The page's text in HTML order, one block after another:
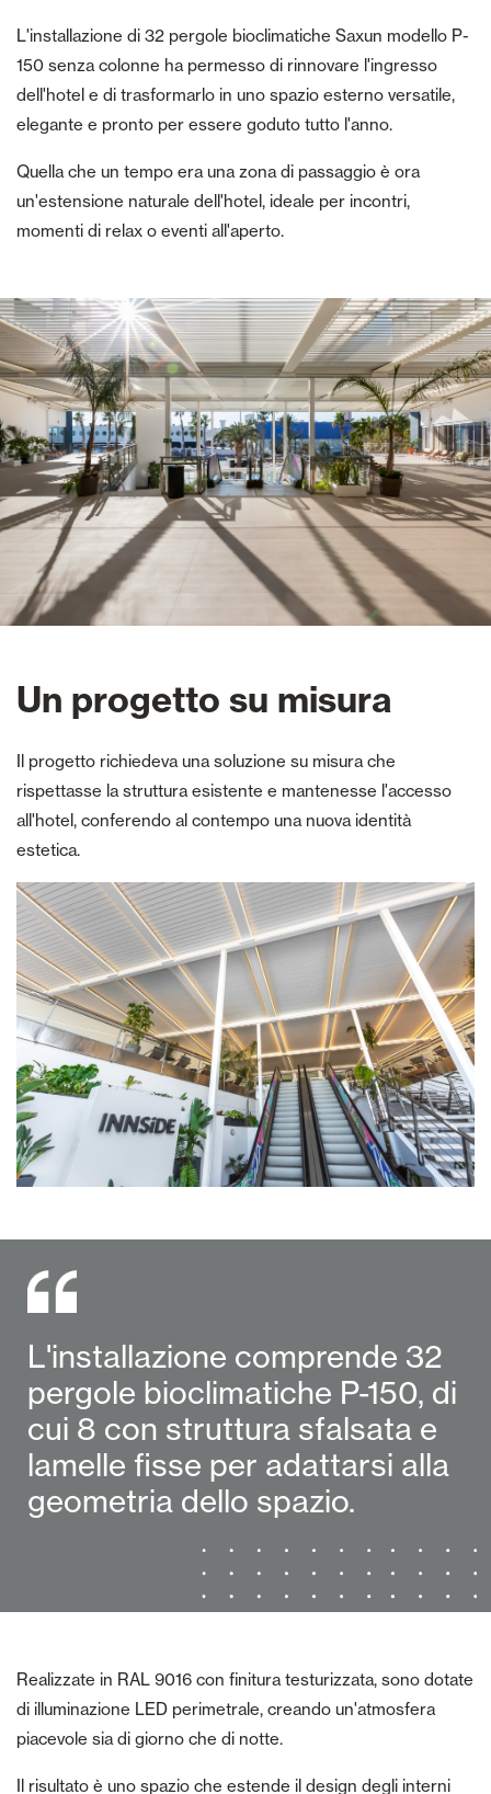
L'installazione di 32 pergole bioclimatiche Saxun modello P-
150 senza colonne ha permesso di rinnovare l'ingresso
dell'hotel e di trasformarlo in uno spazio esterno versatile,
elegante e pronto per essere goduto tutto l'anno.
Quella che un tempo era una zona di passaggio è ora
un'estensione naturale dell'hotel, ideale per incontri,
momenti di relax o eventi all'aperto.
Un progetto su misura
Il progetto richiedeva una soluzione su misura che
rispettasse la struttura esistente e mantenesse l'accesso
all'hotel, conferendo al contempo una nuova identità
estetica.
L'installazione comprende 32
pergole bioclimatiche P-150, di
cui 8 con struttura sfalsata e
lamelle fisse per adattarsi alla
geometria dello spazio.
Realizzate in RAL 9016 con finitura testurizzata, sono dotate
di illuminazione LED perimetrale, creando un'atmosfera
piacevole sia di giorno che di notte.
Il risultato è uno spazio che estende il design degli interni